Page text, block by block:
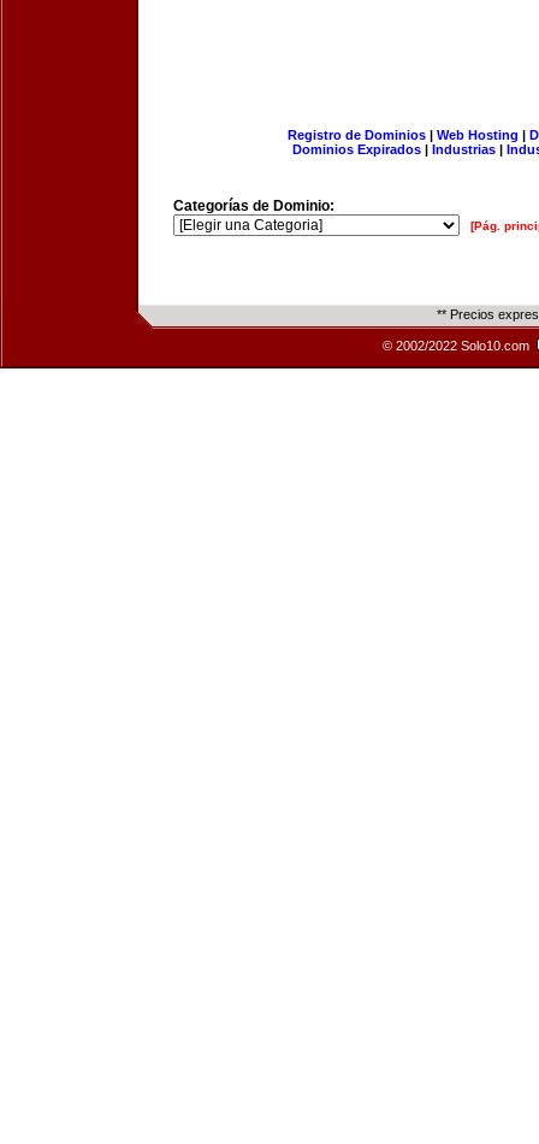
Registro de Dominios| Web Hosting |
Dominios Expirados | Industrias |
Categorías de Dominio:
[Pág.
** Precios
© 2002/2022 Solo10.com